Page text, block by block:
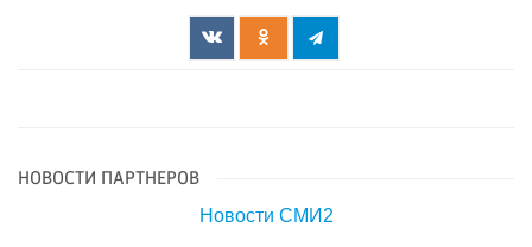
НОВОСТИ ПАРТНЕРОВ
Новости СМИ2